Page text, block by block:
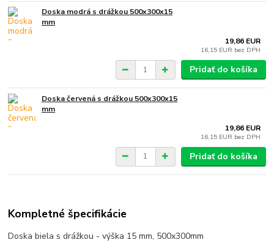
Doska modrá s drážkou 500x300x15
mm
19,86 EUR
16,15 EUR bez DPH
Pridať do košíka
Doska červená s drážkou 500x300x15
mm
19,86 EUR
16,15 EUR bez DPH
Pridať do košíka
Kompletné špecifikácie
Doska biela s drážkou - výška 15 mm, 500x300mm